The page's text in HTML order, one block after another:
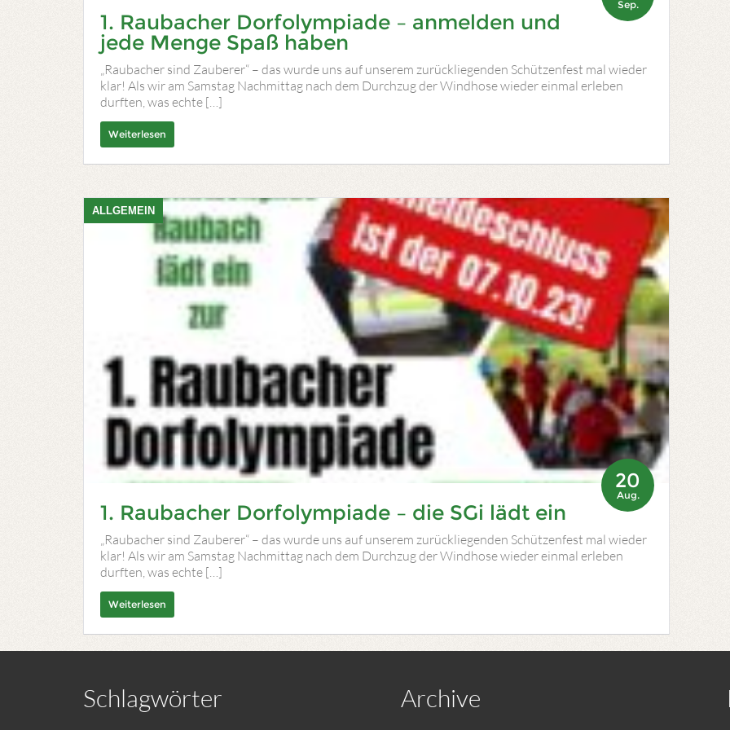
Sep.
1. Raubacher Dorfolympiade – anmelden und
jede Menge Spaß haben
„Raubacher sind Zauberer“ – das wurde uns auf unserem zurückliegenden Schützenfest mal wieder
klar! Als wir am Samstag Nachmittag nach dem Durchzug der Windhose wieder einmal erleben
durften, was echte […]
Weiterlesen
ALLGEMEIN
20
Aug.
1. Raubacher Dorfolympiade – die SGi lädt ein
„Raubacher sind Zauberer“ – das wurde uns auf unserem zurückliegenden Schützenfest mal wieder
klar! Als wir am Samstag Nachmittag nach dem Durchzug der Windhose wieder einmal erleben
durften, was echte […]
Weiterlesen
Schlagwörter Archive